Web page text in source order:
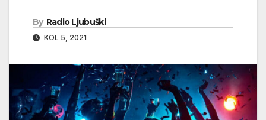
By Radio Ljubuški
KOL 5, 2021